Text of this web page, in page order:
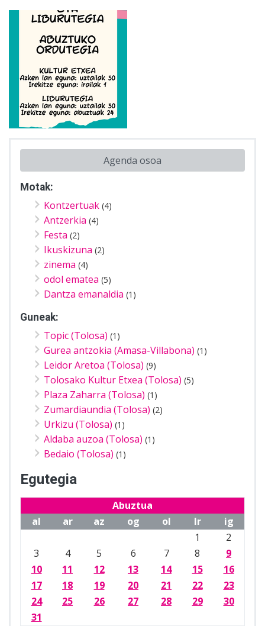
Agenda osoa
Motak:
Kontzertuak (4)
Antzerkia (4)
Festa (2)
Ikuskizuna (2)
zinema (4)
odol ematea (5)
Dantza emanaldia (1)
Guneak:
Topic (Tolosa) (1)
Gurea antzokia (Amasa-Villabona) (1)
Leidor Aretoa (Tolosa) (9)
Tolosako Kultur Etxea (Tolosa) (5)
Plaza Zaharra (Tolosa) (1)
Zumardiaundia (Tolosa) (2)
Urkizu (Tolosa) (1)
Aldaba auzoa (Tolosa) (1)
Bedaio (Tolosa) (1)
Egutegia
Abuztua
al
ar az og ol lr
ig
1
2
3
4 5 6 7 8
9
10
11 12 13 14 15
16
17
18 19 20 21 22
23
24
25 26 27 28 29
30
31